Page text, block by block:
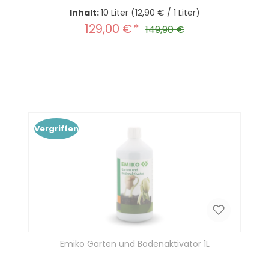
Inhalt:10 Liter (12,90 € / 1 Liter)
Verkaufspreis:
129,00 € Regulärer Preis:
149,90 €
Vergriffen
Emiko Garten und Bodenaktivator 1L